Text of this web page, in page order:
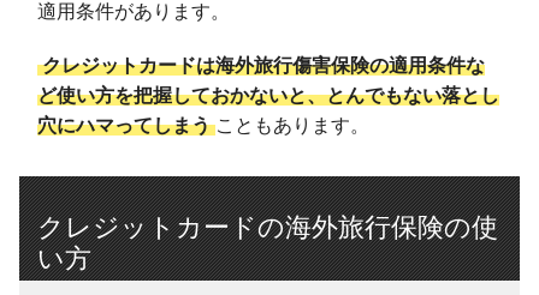
適用条件があります。
クレジットカードは海外旅行傷害保険の適用条件な
ど使い方を把握しておかないと、とんでもない落とし
穴にハマってしまう こともあります。
クレジットカードの海外旅行保険の使
い方